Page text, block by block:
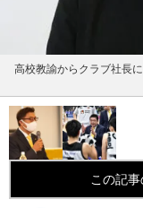
高校教諭からクラブ社長
この記